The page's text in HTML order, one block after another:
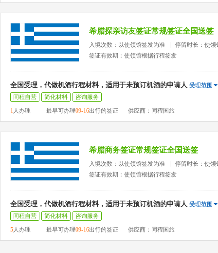
希腊探亲访友签证常规签证全国送签
入境次数：以使领馆签发为准
停留时长：使领
签证有效期：使领馆根据行程签发
全国受理，代做机酒行程材料，适用于未预订机酒的申请人 受理范围
同程自营
简化材料
咨询服务
1人办理 最早可办理09-16出行的签证 供应商：同程国旅
希腊商务签证常规签证全国送签
入境次数：以使领馆签发为准
停留时长：使领
签证有效期：使领馆根据行程签发
全国受理，代做机酒行程材料，适用于未预订机酒的申请人 受理范围
同程自营
简化材料
咨询服务
5人办理 最早可办理09-16出行的签证 供应商：同程国旅